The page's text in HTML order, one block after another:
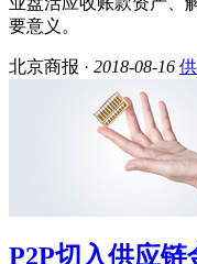
要意义。
北京商报 · 2018-08-16
P2P切入供应链